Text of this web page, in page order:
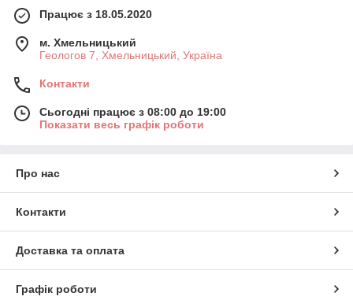
Працює з 18.05.2020
м. Хмельницький
Геологов 7, Хмельницький, Україна
Контакти
Сьогодні працює з 08:00 до 19:00
Показати весь графік роботи
Про нас
Контакти
Доставка та оплата
Графік роботи